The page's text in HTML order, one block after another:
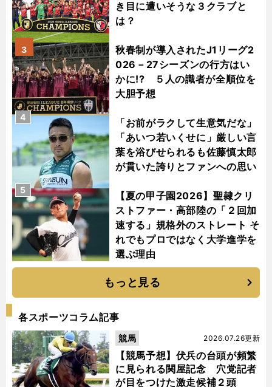
き目に遭いそうな３クラブと
は？
秋春制が導入されたJ1リーグ2
026－27シーズンの行方はい
かに!? ５人の識者が全順位を
大胆予想
3
「お前がラクして生意気だな」
「あいつ若いくせに」厳しい言
葉を浴びせられるも佐藤慎太郎
が貫いた誇りとファンへの思い
4
【夏の甲子園2026】聖隷クリ
ストファー・高部陸の「２回加
速する」規格外のストレート そ
れでもプロではなく大学進学を
選ぶ理由
5
もっと見る
各スポーツコラム記事
【競馬予想】伏兵の台頭が頻繁
に見られる関屋記念 穴党記者
が目をつけた激走候補２頭
2026.07.26更新
競馬